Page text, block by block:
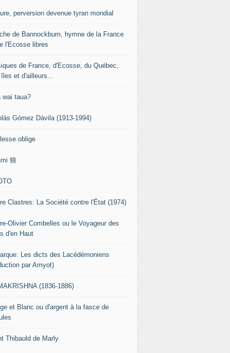
perversion devenue tyran mondial
de Bannockburn, hymne de la France
l'Ecosse libres
de France, d'Ecosse, du Québec,
et d'ailleurs...
wai taua?
Gómez Dávila (1913-1994)
oblige
狼
Clastres: La Société contre l'État (1974)
Olivier Combelles ou le Voyageur des
d'en Haut
Les dicts des Lacédémoniens
par Amyot)
(1836-1886)
et Blanc ou d'argent à la fasce de
Thibauld de Marly